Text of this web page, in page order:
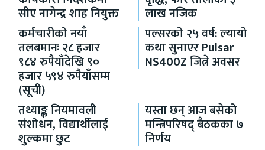
सीए नागेन्द्र शाह नियुक्त
लाख नजिक
कर्मचारीको नयाँ
तलबमानः २८ हजार
९८४ रुपैयाँदेखि ९०
हजार ५९४ रुपैयाँसम्म
(सूची)
पल्सरको २५ वर्ष: ल्यायो
कथा सुनाएर Pulsar
NS400Z जित्ने अवसर
तथ्याङ्क नियमावली
संशोधन, विद्यार्थीलाई
शुल्कमा छुट
यस्ता छन् आज बसेको
मन्त्रिपरिषद् बैठकका ७
निर्णय